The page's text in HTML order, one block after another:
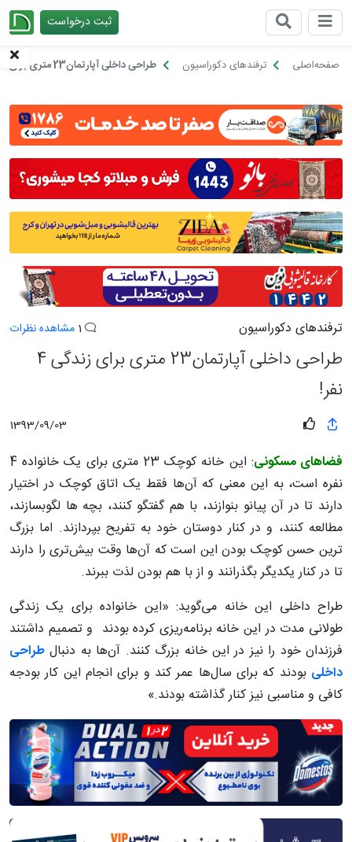
ثبت درخواست
صفحه‌اصلی ترفندهای دکوراسیون طراحی داخلی آپارتمان23 متری برای زندگی 4 نفر!
ترفندهای دکوراسیون مشاهده نظرات
طراحی داخلی آپارتمان23 متری برای زندگی 4
نفر!
1393/09/03
فضاهای مسکونی
: این خانه کوچک 23 متری برای یک خانواده 4
نفره است، به این معنی که آن‌ها فقط یک اتاق کوچک در اختیار
دارند تا در آن پیانو بنوازند، با هم گفتگو کنند، بچه ها لگوبسازند،
مطالعه کنند، و در کنار دوستان خود به تفریح بپردازند. اما بزرگ
ترین حسن کوچک بودن این است که آن‌ها وقت بیش‌تری را دارند
تا در کنار یکدیگر بگذرانند و از با هم بودن لذت ببرند.
طراح داخلی این خانه می‌گوید: «این خانواده برای یک زندگی
طولانی مدت در این خانه برنامه‌ریزی کرده بودند و تصمیم داشتند
فرزندان خود را نیز در این خانه بزرگ کنند. آن‌ها به دنبال طراحی
داخلی بودند که برای سال‌ها عمر کند و برای انجام این کار بودجه
کافی و مناسبی نیز کنار گذاشته بودند.»